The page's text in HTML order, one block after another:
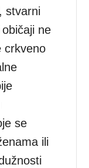
stvarni
ne
crkveno
se
ili